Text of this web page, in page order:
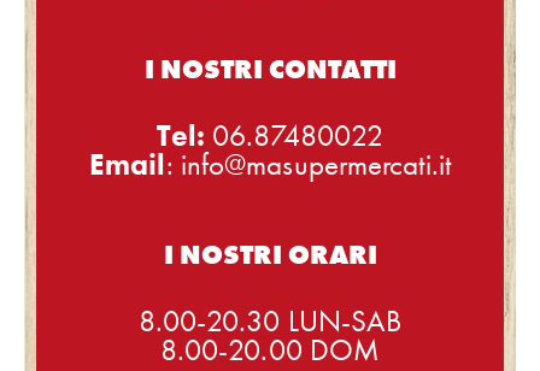
I NOSTRI CONTATTI
Tel: 06.87480022
Email: info@masupermercati.it
I NOSTRI ORARI
8.00-20.30 LUN-SAB
8.00-20.00 DOM